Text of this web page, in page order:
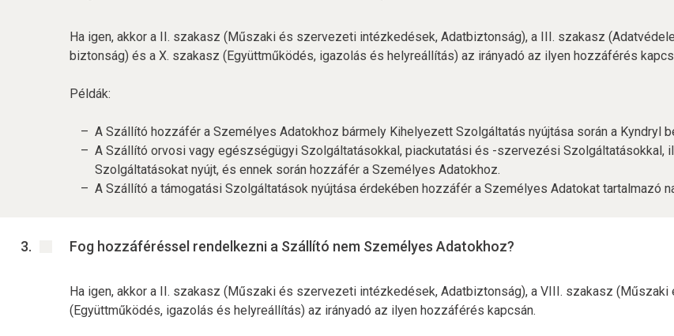
Ha igen, akkor a II. szakasz (Műszaki és szervezeti intézkedések, Adatbiztonság), a III. szakasz
biztonság) és a X. szakasz (Együttműködés, igazolás és helyreállítás) az irányadó az ilyen hozzáférés
Példák:
A Szállító hozzáfér a Személyes Adatokhoz bármely Kihelyezett Szolgáltatás nyújtása során a Kyndryl
A Szállító orvosi vagy egészségügyi Szolgáltatásokkal, piackutatási és -szervezési Szolgáltatásokkal,
Szolgáltatásokat nyújt, és ennek során hozzáfér a Személyes Adatokhoz.
A Szállító a támogatási Szolgáltatások nyújtása érdekében hozzáfér a Személyes Adatokat tartalmazó
Fog hozzáféréssel rendelkezni a Szállító nem Személyes Adatokhoz?
Ha igen, akkor a II. szakasz (Műszaki és szervezeti intézkedések, Adatbiztonság), a VIII. szakasz
(Együttműködés, igazolás és helyreállítás) az irányadó az ilyen hozzáférés kapcsán.